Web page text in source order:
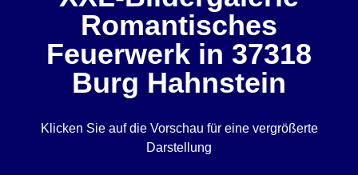
Romantisches
Feuerwerk in 37318
Burg Hahnstein
Klicken Sie auf die Vorschau für eine vergrößerte
Darstellung